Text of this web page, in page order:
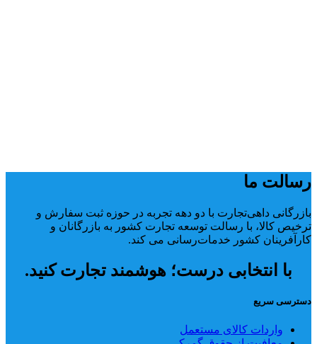
رسالت ما
بازرگانی داهی‌تجارت با دو دهه تجربه در حوزه ثبت سفارش و
ترخیص کالا، با رسالت توسعه تجارت کشور به بازرگانان و
کارآفرینان کشور خدمات‌رسانی می کند.
با انتخابی درست؛ هوشمند تجارت کنید.
دسترسی سریع
واردات کالای مستعمل